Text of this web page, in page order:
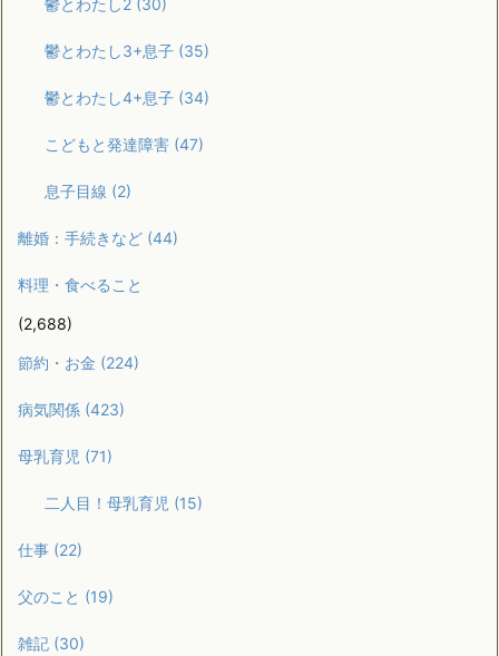
鬱とわたし2 (30)
鬱とわたし3+息子 (35)
鬱とわたし4+息子 (34)
こどもと発達障害 (47)
息子目線 (2)
離婚：手続きなど (44)
料理・食べること
(2,688)
節約・お金 (224)
病気関係 (423)
母乳育児 (71)
二人目！母乳育児 (15)
仕事 (22)
父のこと (19)
雑記 (30)